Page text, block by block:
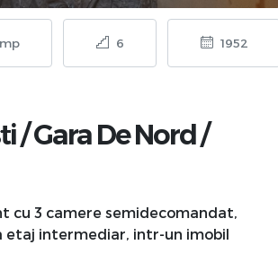
6 1952
/Gara De Nord/
cu 3 camere semidecomandat,
etaj intermediar, intr-un imobil